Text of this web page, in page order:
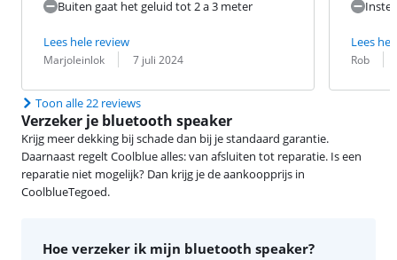
Buiten gaat het geluid tot 2 a 3 meter
Lees hele review
Beoordeling door:
Marjoleinlok
Datum: 7 juli 2024
Lees
Rob
Datum:
Toon alle 22 reviews
Verzeker je bluetooth speaker
Krijg meer dekking bij schade dan bij je standaard garantie.
Daarnaast regelt Coolblue alles: van afsluiten tot reparatie. Is een
reparatie niet mogelijk? Dan krijg je de aankoopprijs in
CoolblueTegoed.
Hoe verzeker ik mijn bluetooth speaker?